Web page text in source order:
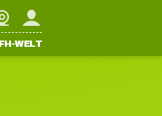
Mein FFH
WELT